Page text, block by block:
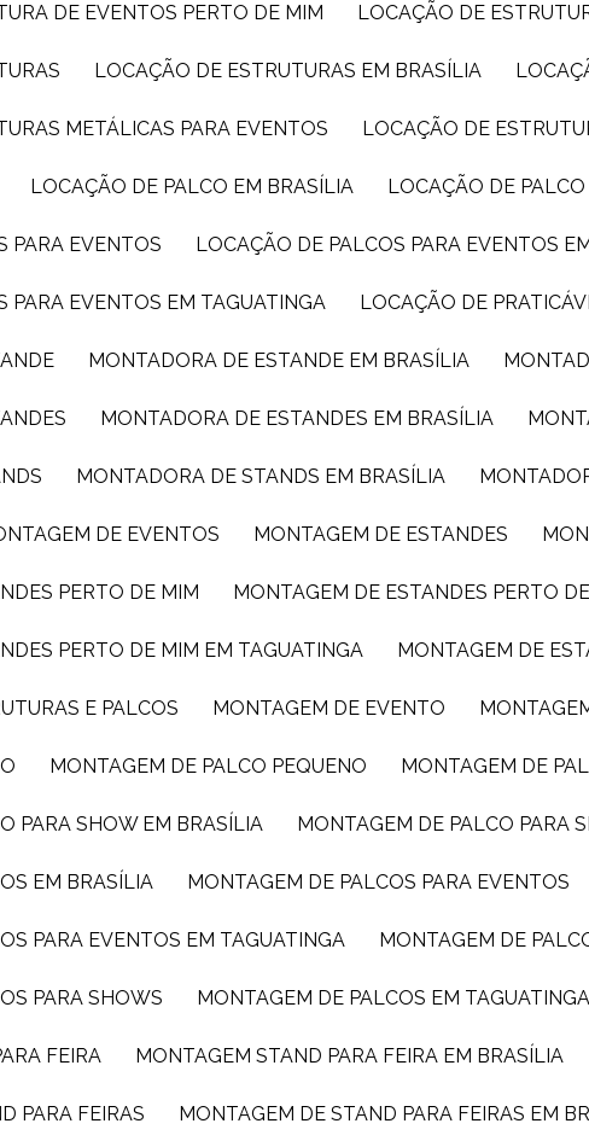
DE EVENTOS PERTO DE MIM LOCAÇÃO DE
LOCAÇÃO DE ESTRUTURAS EM BRASÍLIA
METÁLICAS PARA EVENTOS LOCAÇÃO DE
LOCAÇÃO DE PALCO EM BRASÍLIA LOCAÇÃO DE
PARA EVENTOS LOCAÇÃO DE PALCOS PARA EVENTOS
PARA EVENTOS EM TAGUATINGA LOCAÇÃO DE
MONTADORA DE ESTANDE EM BRASÍLIA
MONTADORA DE ESTANDES EM BRASÍLIA
MONTADORA DE STANDS EM BRASÍLIA
DE EVENTOS MONTAGEM DE ESTANDES
PERTO DE MIM MONTAGEM DE ESTANDES PERTO
PERTO DE MIM EM TAGUATINGA MONTAGEM DE
E PALCOS MONTAGEM DE EVENTO
MONTAGEM DE PALCO PEQUENO MONTAGEM DE
PARA SHOW EM BRASÍLIA MONTAGEM DE PALCO PARA
EM BRASÍLIA MONTAGEM DE PALCOS PARA EVENTOS
PARA EVENTOS EM TAGUATINGA MONTAGEM DE
PARA SHOWS MONTAGEM DE PALCOS EM TAGUATINGA
FEIRA MONTAGEM STAND PARA FEIRA EM BRASÍLIA
PARA FEIRAS MONTAGEM DE STAND PARA FEIRAS EM